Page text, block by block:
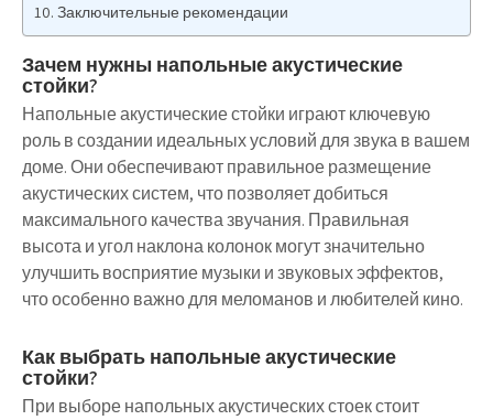
Заключительные рекомендации
Зачем нужны напольные акустические
стойки?
Напольные акустические стойки играют ключевую
роль в создании идеальных условий для звука в вашем
доме. Они обеспечивают правильное размещение
акустических систем, что позволяет добиться
максимального качества звучания. Правильная
высота и угол наклона колонок могут значительно
улучшить восприятие музыки и звуковых эффектов,
что особенно важно для меломанов и любителей кино.
Как выбрать напольные акустические
стойки?
При выборе напольных акустических стоек стоит